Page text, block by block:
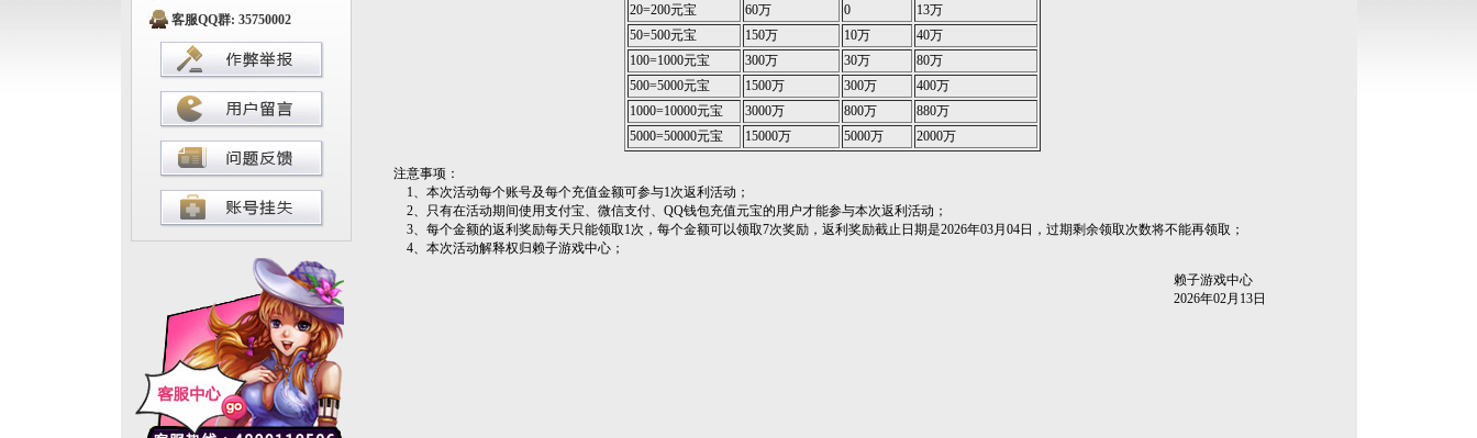
客服QQ群: 35750002
20=200元宝
60万 0
13万
50=500元宝
150万 10万
40万
100=1000元宝
300万 30万
80万
500=5000元宝
1500万 300万
400万
1000=10000元宝
3000万 800万
880万
5000=50000元宝
15000万 5000万 2000万
注意事项：
1、本次活动每个账号及每个充值金额可参与1次返利活动；
2、只有在活动期间使用支付宝、微信支付、QQ钱包充值元宝的用户才能参与本次返利活动；
3、每个金额的返利奖励每天只能领取1次，每个金额可以领取7次奖励，返利奖励截止日期是2026年03月04日，过期剩余领取次数将不能再领取；
4、本次活动解释权归赖子游戏中心；
赖子游戏中心
2026年02月13日